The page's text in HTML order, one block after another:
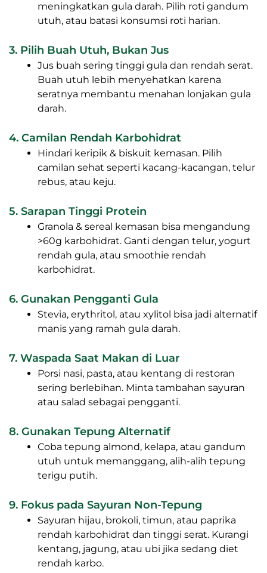
meningkatkan gula darah. Pilih roti gandum
utuh, atau batasi konsumsi roti harian.
3. Pilih Buah Utuh, Bukan Jus
Jus buah sering tinggi gula dan rendah serat.
Buah utuh lebih menyehatkan karena
seratnya membantu menahan lonjakan gula
darah.
4. Camilan Rendah Karbohidrat
Hindari keripik & biskuit kemasan. Pilih
camilan sehat seperti kacang-kacangan, telur
rebus, atau keju.
5. Sarapan Tinggi Protein
Granola & sereal kemasan bisa mengandung
>60g karbohidrat. Ganti dengan telur, yogurt
rendah gula, atau smoothie rendah
karbohidrat.
6. Gunakan Pengganti Gula
Stevia, erythritol, atau xylitol bisa jadi alternatif
manis yang ramah gula darah.
7. Waspada Saat Makan di Luar
Porsi nasi, pasta, atau kentang di restoran
sering berlebihan. Minta tambahan sayuran
atau salad sebagai pengganti.
8. Gunakan Tepung Alternatif
Coba tepung almond, kelapa, atau gandum
utuh untuk memanggang, alih-alih tepung
terigu putih.
9. Fokus pada Sayuran Non-Tepung
Sayuran hijau, brokoli, timun, atau paprika
rendah karbohidrat dan tinggi serat. Kurangi
kentang, jagung, atau ubi jika sedang diet
rendah karbo.